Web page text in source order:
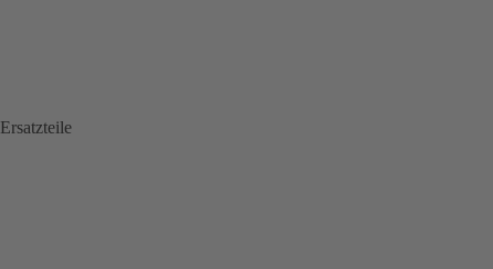
Ersatzteile